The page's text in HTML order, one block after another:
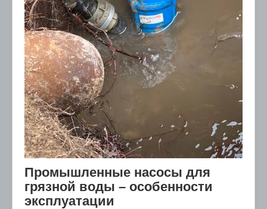
Промышленные насосы для
грязной воды – особенности
эксплуатации